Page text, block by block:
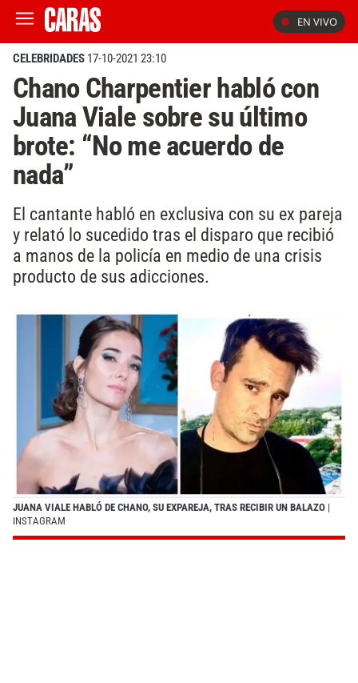
EN VIVO
CELEBRIDADES 17-10-2021 23:10
Chano Charpentier habló con
Juana Viale sobre su último
brote: “No me acuerdo de
nada”
El cantante habló en exclusiva con su ex pareja
y relató lo sucedido tras el disparo que recibió
a manos de la policía en medio de una crisis
producto de sus adicciones.
JUANA VIALE HABLÓ DE CHANO, SU EXPAREJA, TRAS RECIBIR UN BALAZO |
INSTAGRAM